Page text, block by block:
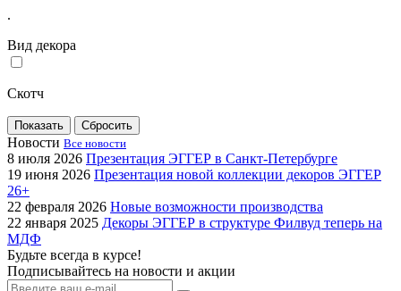
.
Вид декора
Скотч
Новости Все новости
8 июля 2026 Презентация ЭГГЕР в Санкт-Петербурге
19 июня 2026 Презентация новой коллекции декоров ЭГГЕР
26+
22 февраля 2026 Новые возможности производства
22 января 2025 Декоры ЭГГЕР в структуре Филвуд теперь на
МДФ
Будьте всегда в курсе!
Подписывайтесь на новости и акции